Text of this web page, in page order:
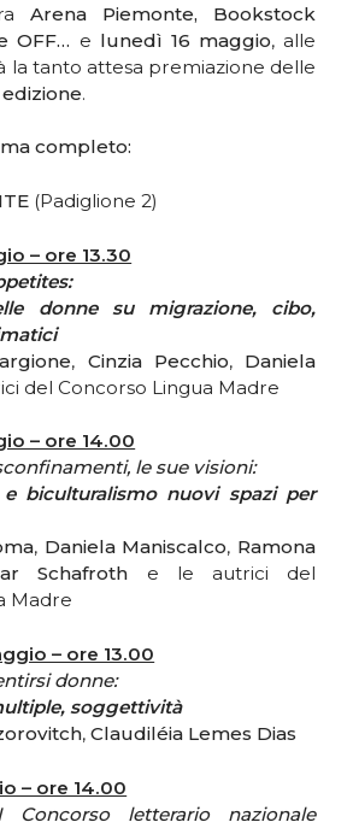
Arena Piemonte, Bookstock
OFF… e lunedì 16 maggio, alle
la tanto attesa premiazione delle
.
completo:
(Padiglione 2)
– ore 13.30
donne su migrazione, cibo,
, Cinzia Pecchio, Daniela
del Concorso Lingua Madre
– ore 14.00
le sue visioni:
biculturalismo nuovi spazi per
, Daniela Maniscalco, Ramona
Schafroth e le autrici del
Madre
– ore 13.00
donne:
soggettività
,Claudiléia Lemes Dias
– ore 14.00
Concorso letterario nazionale